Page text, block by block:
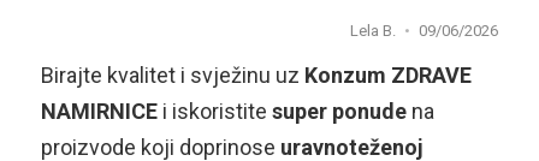
Lela B. 09/06/2026
Birajte kvalitet i svježinu uz Konzum ZDRAVE
NAMIRNICEi iskoristite super ponudena
proizvode koji doprinose uravnoteženoj